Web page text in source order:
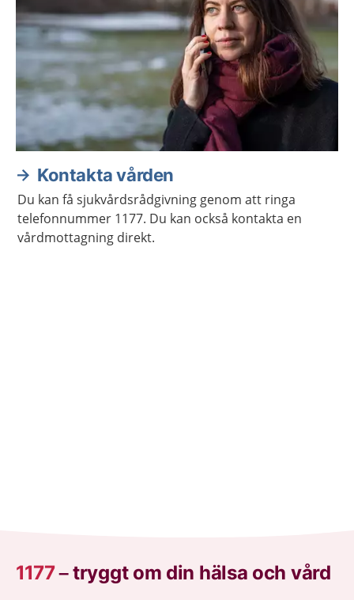
Kontakta vården
Du kan få sjukvårdsrådgivning genom att ringa
telefonnummer 1177. Du kan också kontakta en
vårdmottagning direkt.
1177–tryggt om din hälsa och vård